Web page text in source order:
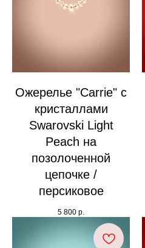
Ожерелье "Carrie" с
кристаллами
Swarovski Light
Peach на
позолоченной
цепочке /
персиковое
5 800 р.